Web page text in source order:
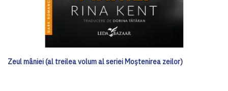
Zeul mâniei (al treilea volum al seriei Moștenirea zeilor)